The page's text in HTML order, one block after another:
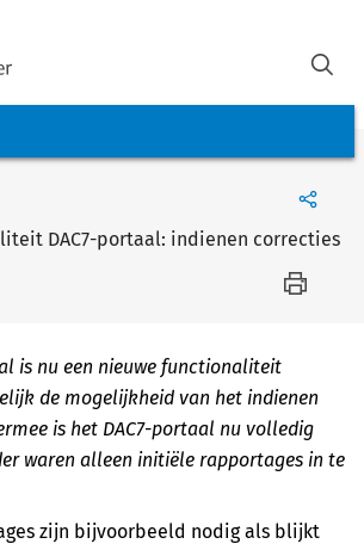
DAC7-portaal: indienen correcties
is nu een nieuwe functionaliteit
de mogelijkheid van het indienen
is het DAC7-portaal nu volledig
waren alleen initiële rapportages in te
zijn bijvoorbeeld nodig als blijkt